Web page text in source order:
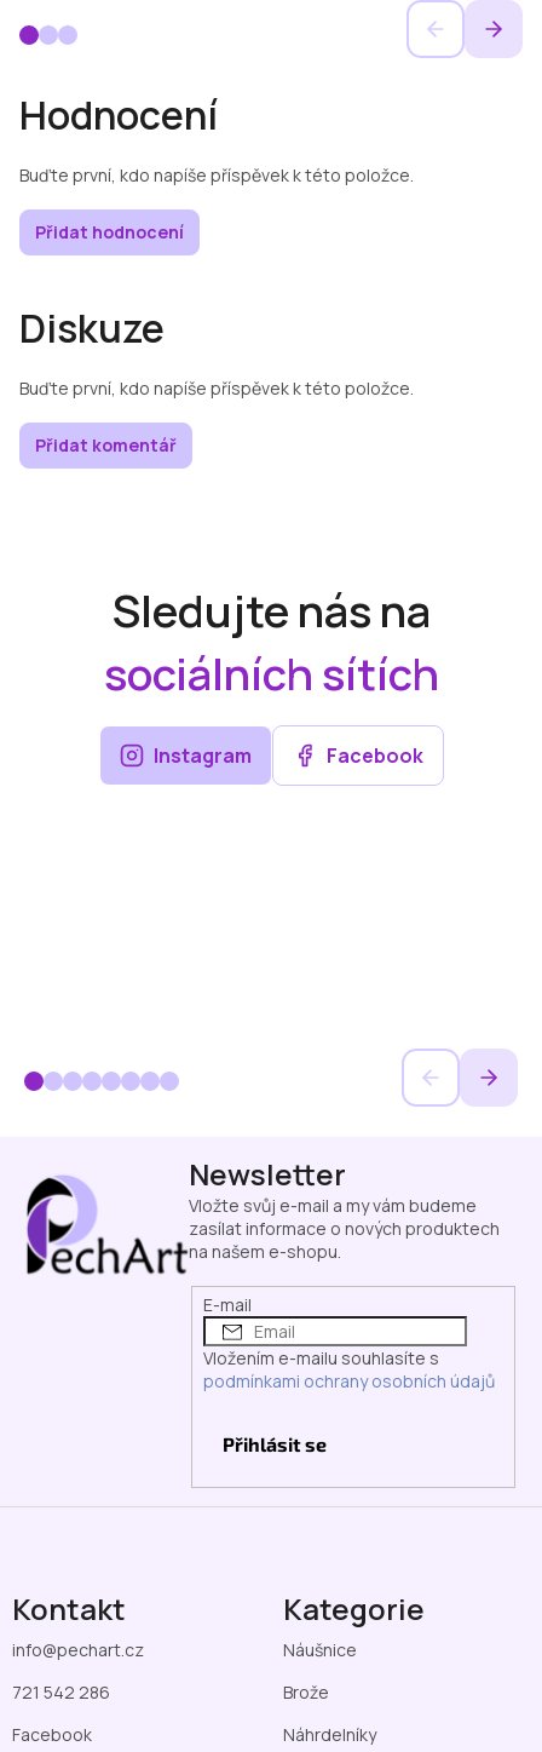
Hodnocení
Buďte první, kdo napíše příspěvek k této položce.
Přidat hodnocení
Diskuze
Buďte první, kdo napíše příspěvek k této položce.
Přidat komentář
Sledujte nás na
sociálních sítích
Instagram Facebook
Newsletter
Vložte svůj e-mail a my vám budeme
zasílat informace o nových produktech
na našem e-shopu.
E-mail
Vložením e-mailu souhlasíte s
podmínkami ochrany osobních údajů
Přihlásit se
Kontakt
info@pechart.cz
721 542 286
Facebook
Kategorie
Náušnice
Brože
Náhrdelníky